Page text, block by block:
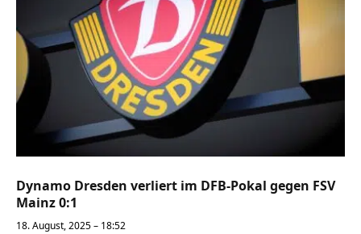
Dynamo Dresden verliert im DFB-Pokal gegen FSV
Mainz 0:1
18. August, 2025 – 18:52